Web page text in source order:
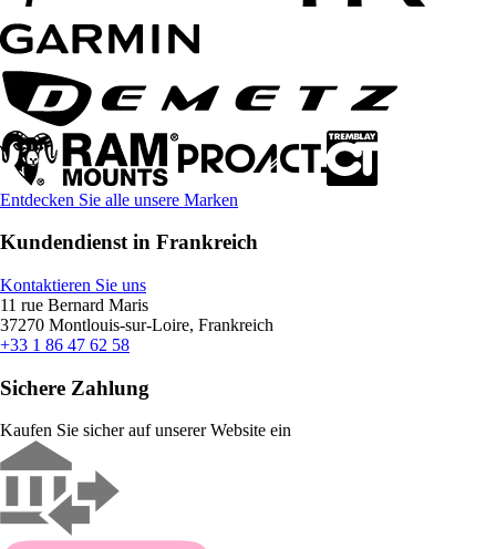
Entdecken Sie alle unsere Marken
Kundendienst in Frankreich
Kontaktieren Sie uns
11 rue Bernard Maris
37270 Montlouis-sur-Loire, Frankreich
+33 1 86 47 62 58
Sichere Zahlung
Kaufen Sie sicher auf unserer Website ein